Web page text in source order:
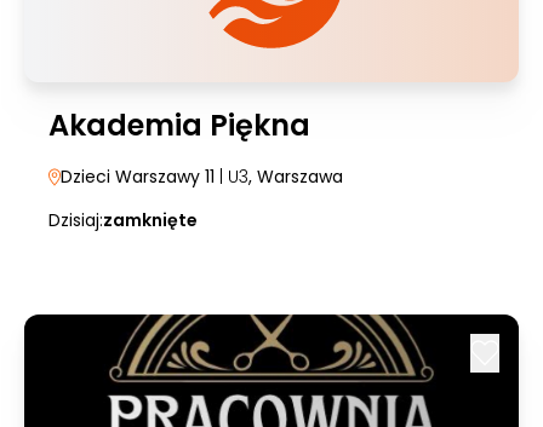
Akademia Piękna
Dzieci Warszawy 11 | U3, Warszawa
Dzisiaj:zamknięte